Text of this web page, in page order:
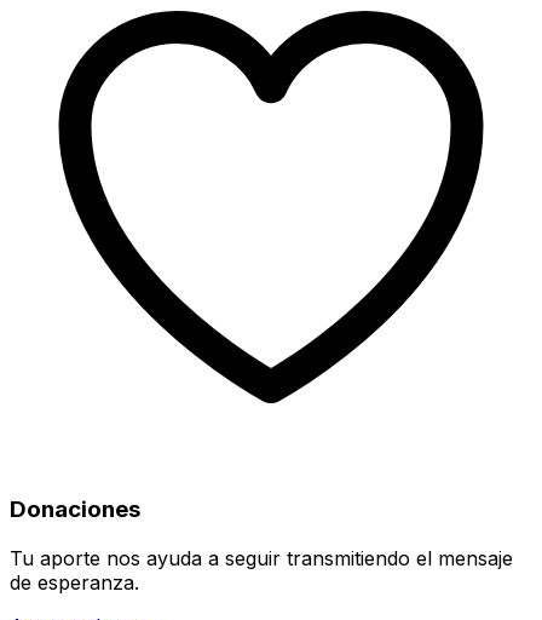
Donaciones
Tu aporte nos ayuda a seguir transmitiendo el mensaje
de esperanza.